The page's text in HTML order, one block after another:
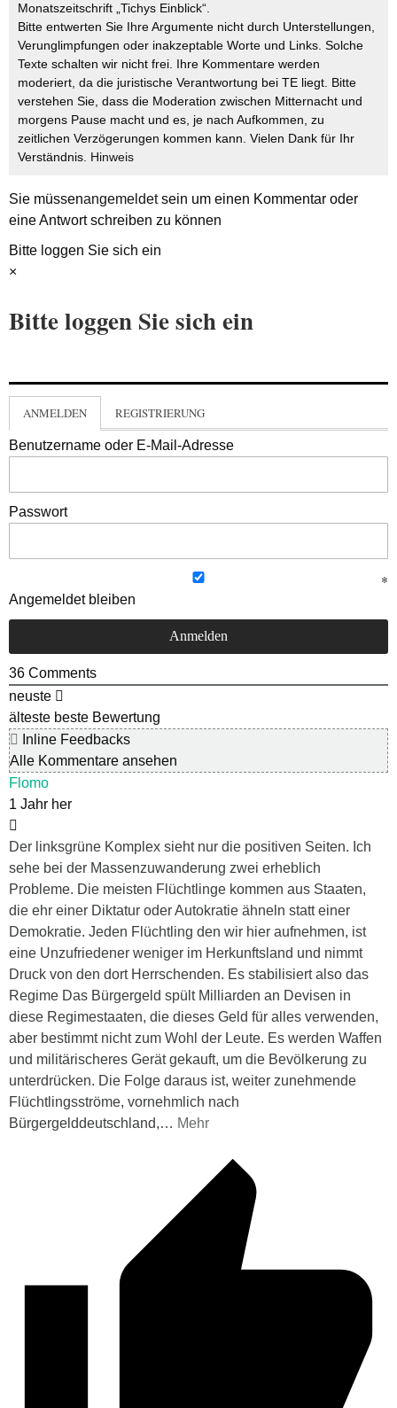
Monatszeitschrift „Tichys Einblick“.
Bitte entwerten Sie Ihre Argumente nicht durch Unterstellungen,
Verunglimpfungen oder inakzeptable Worte und Links. Solche
Texte schalten wir nicht frei. Ihre Kommentare werden
moderiert, da die juristische Verantwortung bei TE liegt. Bitte
verstehen Sie, dass die Moderation zwischen Mitternacht und
morgens Pause macht und es, je nach Aufkommen, zu
zeitlichen Verzögerungen kommen kann. Vielen Dank für Ihr
Verständnis. Hinweis
Sie müssenangemeldetsein um einen Kommentar oder
eine Antwort schreiben zu können
Bitte loggen Sie sich ein
×
Bitte loggen Sie sich ein
ANMELDEN REGISTRIERUNG
Benutzername oder E-Mail-Adresse
Passwort
Angemeldet bleiben
36 Comments
neuste
älteste beste Bewertung
Inline Feedbacks
Alle Kommentare ansehen
Flomo
1 Jahr her
Der linksgrüne Komplex sieht nur die positiven Seiten. Ich
sehe bei der Massenzuwanderung zwei erheblich
Probleme. Die meisten Flüchtlinge kommen aus Staaten,
die ehr einer Diktatur oder Autokratie ähneln statt einer
Demokratie. Jeden Flüchtling den wir hier aufnehmen, ist
eine Unzufriedener weniger im Herkunftsland und nimmt
Druck von den dort Herrschenden. Es stabilisiert also das
Regime Das Bürgergeld spült Milliarden an Devisen in
diese Regimestaaten, die dieses Geld für alles verwenden,
aber bestimmt nicht zum Wohl der Leute. Es werden Waffen
und militärischeres Gerät gekauft, um die Bevölkerung zu
unterdrücken. Die Folge daraus ist, weiter zunehmende
Flüchtlingsströme, vornehmlich nach
Bürgergelddeutschland,… Mehr